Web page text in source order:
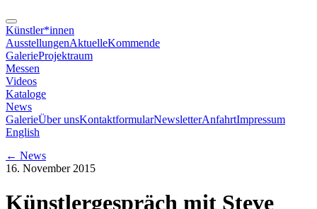
Künstler*innen
AusstellungenAktuelleKommende
GalerieProjektraum
Messen
Videos
Kataloge
News
GalerieÜber unsKontaktformularNewsletterAnfahrtImpressum
English
← News
16. November 2015
Künstlergespräch mit Steve